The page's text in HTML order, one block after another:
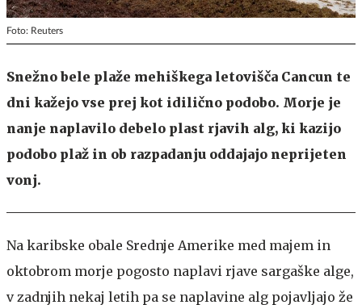
Foto: Reuters
Snežno bele plaže mehiškega letovišča Cancun te
dni kažejo vse prej kot idilično podobo. Morje je
nanje naplavilo debelo plast rjavih alg, ki kazijo
podobo plaž in ob razpadanju oddajajo neprijeten
vonj.
Na karibske obale Srednje Amerike med majem in
oktobrom morje pogosto naplavi rjave sargaške alge,
v zadnjih nekaj letih pa se naplavine alg pojavljajo že